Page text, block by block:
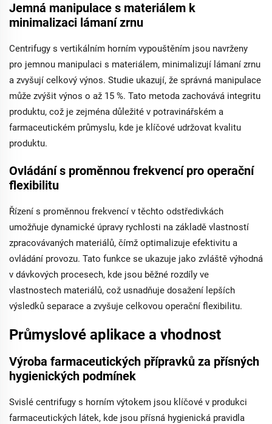
Jemná manipulace s materiálem k
minimalizaci lámaní zrnu
Centrifugy s vertikálním horním vypouštěním jsou navrženy
pro jemnou manipulaci s materiálem, minimalizují lámaní zrnu
a zvyšují celkový výnos. Studie ukazují, že správná manipulace
může zvýšit výnos o až 15 %. Tato metoda zachovává integritu
produktu, což je zejména důležité v potravinářském a
farmaceutickém průmyslu, kde je klíčové udržovat kvalitu
produktu.
Ovládání s proměnnou frekvencí pro operační
flexibilitu
Řízení s proměnnou frekvencí v těchto odstředivkách
umožňuje dynamické úpravy rychlosti na základě vlastností
zpracovávaných materiálů, čímž optimalizuje efektivitu a
ovládání provozu. Tato funkce se ukazuje jako zvláště výhodná
v dávkových procesech, kde jsou běžné rozdíly ve
vlastnostech materiálů, což usnadňuje dosažení lepších
výsledků separace a zvyšuje celkovou operační flexibilitu.
Průmyslové aplikace a vhodnost
Výroba farmaceutických přípravků za přísných
hygienických podmínek
Svislé centrifugy s horním výtokem jsou klíčové v produkci
farmaceutických látek, kde jsou přísná hygienická pravidla